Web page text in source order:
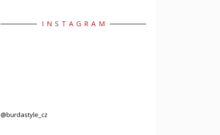
INSTAGRAM
@burdastyle_cz